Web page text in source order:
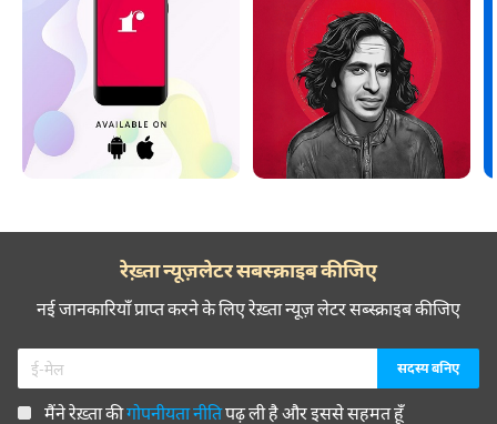
रेख़्ता न्यूज़लेटर सबस्क्राइब कीजिए
नई जानकारियाँ प्राप्त करने के लिए रेख़्ता न्यूज़ लेटर सब्स्क्राइब कीजिए
मैंने रेख़्ता कीगोपनीयता नीतिपढ़ ली है और इससे सहमत हूँ